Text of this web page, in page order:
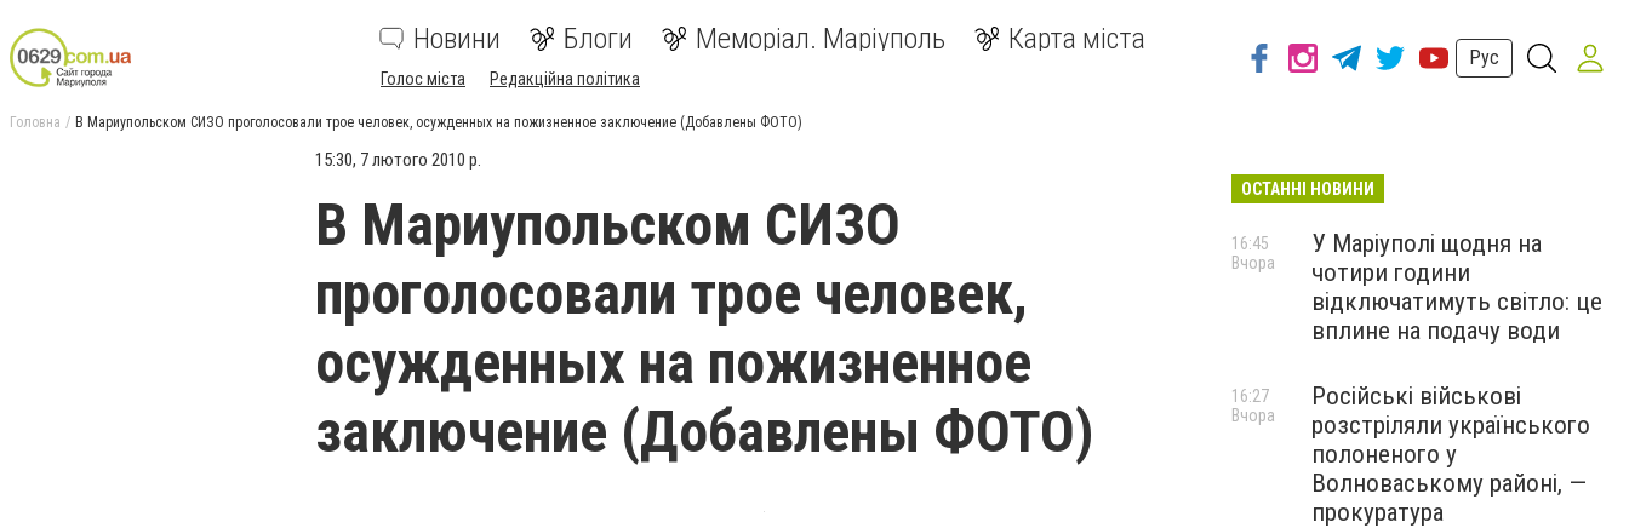
Новини Блоги Меморіал. Маріуполь Карта міста
Голос міста Редакційна політика
Рус
Головна В Мариупольском СИЗО проголосовали трое человек, осужденных на пожизненное заключение (Добавлены ФОТО)
15:30, 7 лютого 2010 р.
В Мариупольском СИЗО
проголосовали трое человек,
осужденных на пожизненное
заключение (Добавлены ФОТО)
ОСТАННІ НОВИНИ
У Маріуполі щодня на
чотири години
відключатимуть світло: це
вплине на подачу води
16:45
Вчора
Російські військові
розстріляли українського
полоненого у
Волноваському районі, —
прокуратура
16:27
Вчора